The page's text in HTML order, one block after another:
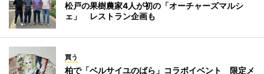
松戸の果樹農家4人が初の「オーチャーズマルシ
ェ」 レストラン企画も
買う
柏で「ベルサイユのばら」コラボイベント 限定メ